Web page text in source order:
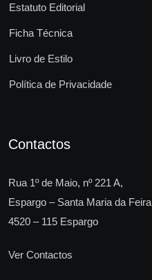
Estatuto Editorial
Ficha Técnica
Livro de Estilo
Política de Privacidade
Contactos
Rua 1º de Maio, nº 221 A,
Espargo – Santa Maria da Feira
4520 – 115 Espargo
Ver Contactos